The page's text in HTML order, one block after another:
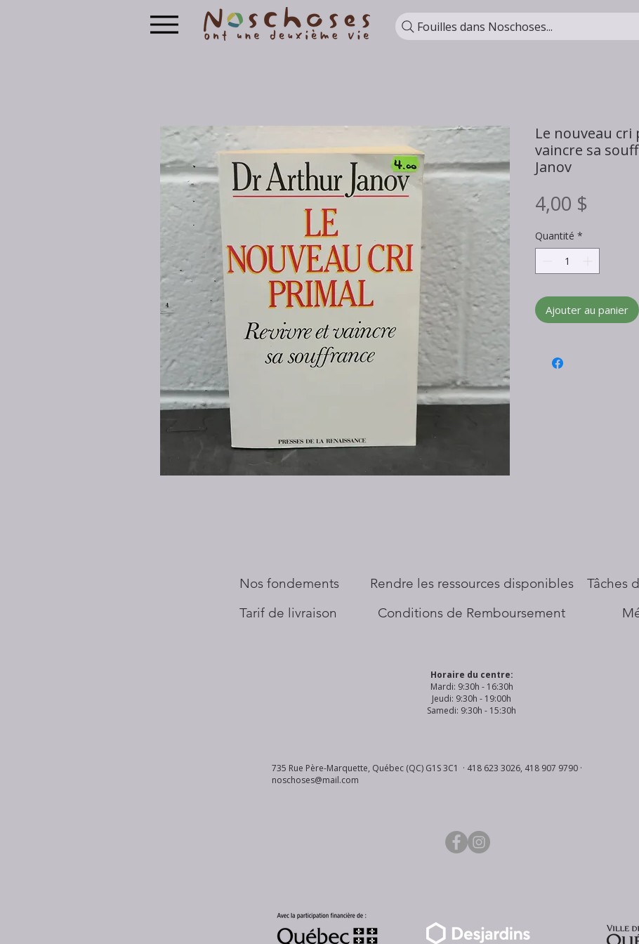
Fouilles dans Noschoses...
Le nouveau cri
vaincre sa
Janov
4,00 $
Quantité *
Ajouter au panier
Nos fondements
Tarif de livraison
​Rendre les ressources disponibles
Conditions de Remboursement
Tâches
Horaire du centre:
Mardi: 9:30h - 16:30h
Jeudi: 9:30h - 19:00h
Samedi: 9:30h - 15:30h
735 Rue Père-Marquette, Québec (QC) G1S 3C1 · 418 623 3026, 418 907 9790 ·
noschoses@mail.com